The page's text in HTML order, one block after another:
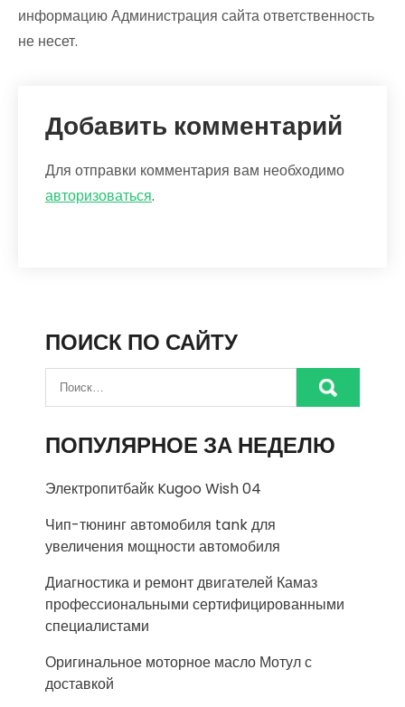
информацию Администрация сайта ответственность
не несет.
Добавить комментарий
Для отправки комментария вам необходимо
авторизоваться.
ПОИСК ПО САЙТУ
ПОПУЛЯРНОЕ ЗА НЕДЕЛЮ
Электропитбайк Kugoo Wish 04
Чип-тюнинг автомобиля tank для
увеличения мощности автомобиля
Диагностика и ремонт двигателей Камаз
профессиональными сертифицированными
специалистами
Оригинальное моторное масло Мотул с
доставкой